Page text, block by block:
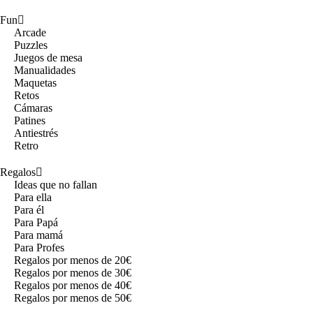
Fun
Arcade
Puzzles
Juegos de mesa
Manualidades
Maquetas
Retos
Cámaras
Patines
Antiestrés
Retro
Regalos
Ideas que no fallan
Para ella
Para él
Para Papá
Para mamá
Para Profes
Regalos por menos de 20€
Regalos por menos de 30€
Regalos por menos de 40€
Regalos por menos de 50€